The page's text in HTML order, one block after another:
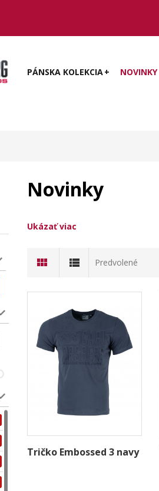
PÁNSKA KOLEKCIA NOVINKY
Novinky
CARL TORSBERG®
Ukázať viac
Predvolené
Tričko Embossed 3 navy